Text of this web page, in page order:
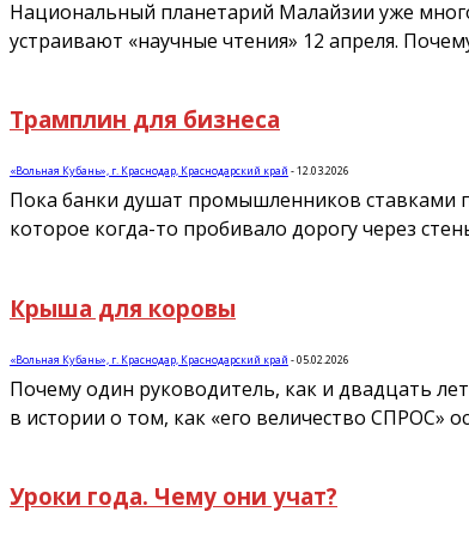
Национальный планетарий Малайзии уже
устраивают «научные чтения» 12 апреля.
Трамплин для бизнеса
«Вольная Кубань», г. Краснодар, Краснодарский край -12.03.2026
Пока банки душат промышленников ставками
которое когда-то пробивало дорогу через
Крыша для коровы
«Вольная Кубань», г. Краснодар, Краснодарский край -05.02.2026
Почему один руководитель, как и двадцать
в истории о том, как «его величество СПРОС»
Уроки года. Чему они учат?